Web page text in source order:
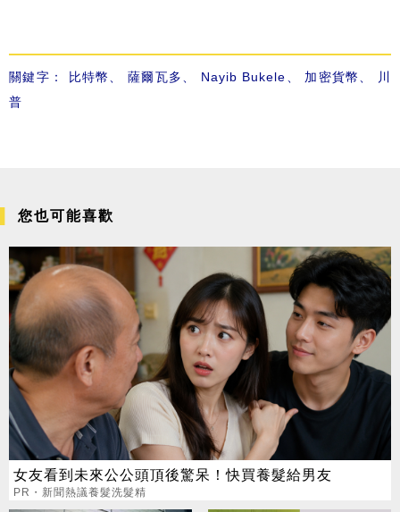
關鍵字： 比特幣 、薩爾瓦多 Nayib Bukele 加密貨幣
川
普
您也可能喜歡
女友看到未來公公頭頂後驚呆！快買養髮給男友
PR・新聞熱議養髮洗髮精